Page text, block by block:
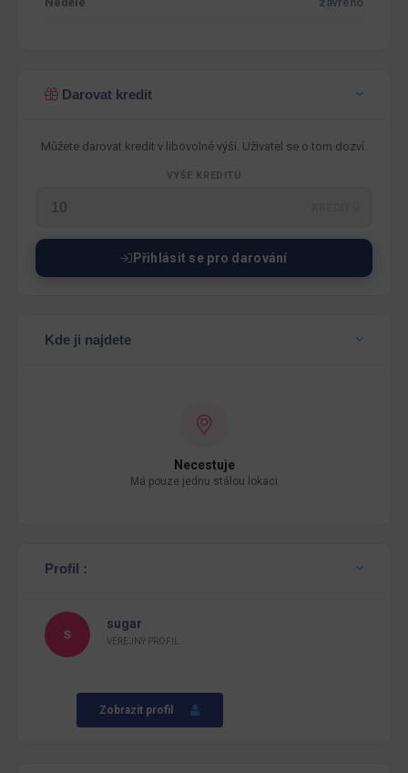
Darovat kredit
Můžete darovat kredit v libovolné výši. Uživatel se o tom dozví.
VÝŠE KREDITU
Přihlásit se pro darování
Kde ji najdete
Necestuje
Má pouze jednu stálou lokaci
Profil :
sugar
VEŘEJNÝ PROFIL
Zobrazit profil